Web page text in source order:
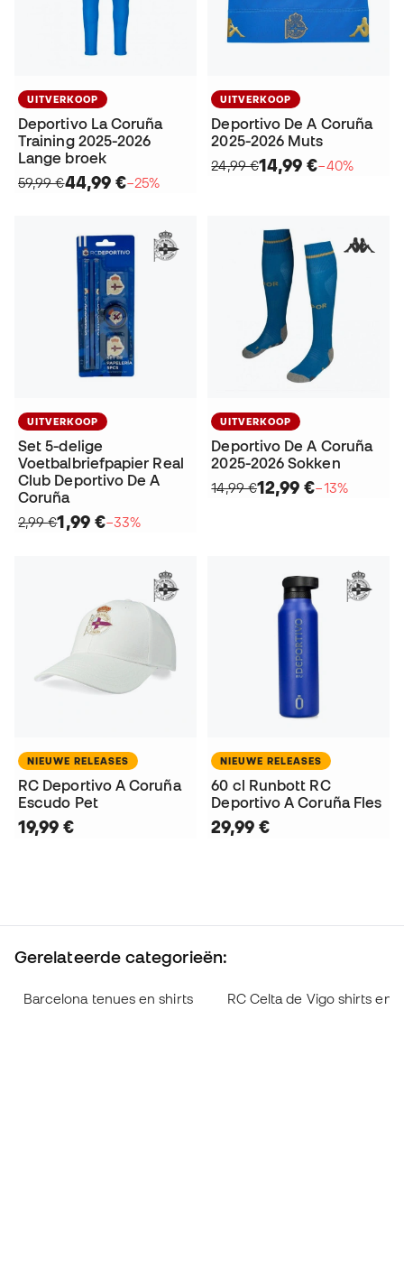
UITVERKOOP
Deportivo La Coruña
Training 2025-2026
Lange broek
59,99 €44,99 €−25%
UITVERKOOP
Deportivo De A Coruña
2025-2026 Muts
24,99 €14,99 €−40%
UITVERKOOP
Set 5-delige
Voetbalbriefpapier Real
Club Deportivo De A
Coruña
2,99 €1,99 €−33%
UITVERKOOP
Deportivo De A Coruña
2025-2026 Sokken
14,99 €12,99 €−13%
NIEUWE RELEASES
RC Deportivo A Coruña
Escudo Pet
19,99 €
NIEUWE RELEASES
60 cl Runbott RC
Deportivo A Coruña Fles
29,99 €
Gerelateerde categorieën:
Barcelona tenues en shirts RC Celta de Vigo shirts en